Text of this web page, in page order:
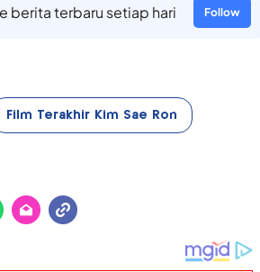
berita terbaru setiap hari Follow
Film Terakhir Kim Sae Ron